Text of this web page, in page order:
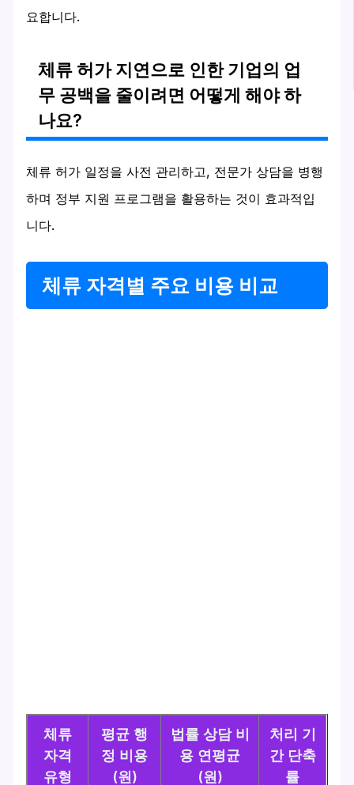
요합니다.
체류 허가 지연으로 인한 기업의 업
무 공백을 줄이려면 어떻게 해야 하
나요?
체류 허가 일정을 사전 관리하고, 전문가 상담을 병행
하며 정부 지원 프로그램을 활용하는 것이 효과적입
니다.
체류 자격별 주요 비용 비교
체류
자격
유형
평균 행
정 비용
(원)
법률 상담 비
용 연평균
(원)
처리 기
간 단축
률